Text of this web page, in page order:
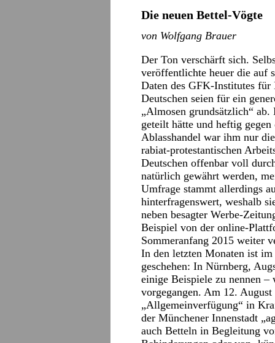
Die neuen Bettel-Vögte
von Wolfgang Brauer
Der Ton verschärft sich.
veröffentlichte heuer die auf
Daten des GFK-Institutes
Deutschen seien für ein
„Almosen grundsätzlich“
geteilt hätte und heftig
Ablasshandel war ihm nur
rabiat-protestantischen
Deutschen offenbar voll
natürlich gewährt werden,
Umfrage stammt allerdings
hinterfragenswert, weshalb
neben besagter Werbe-
Beispiel von der online-
Sommeranfang 2015 weiter
In den letzten Monaten ist
geschehen: In Nürnberg,
einige Beispiele zu nennen
vorgegangen. Am 12.
„Allgemeinverfügung“ in
der Münchener Innenstadt
auch Betteln in Begleitung